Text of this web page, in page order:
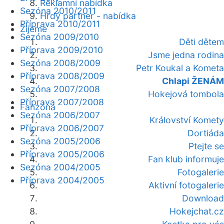
Reklamní nabídka
Hrdý partner - nabídka
Žijeme
Děti dětem
Jsme jedna rodina
Petr Koukal a Kometa
Chlapi ŽENÁM
Hokejová tombola
Fanzóna
Království Komety
Dortiáda
Ptejte se
Fan klub informuje
Fotogalerie
Aktivní fotogalerie
Download
Hokejchat.cz
Sezóna 2010/2011
Příprava 2010/2011
Sezóna 2009/2010
Příprava 2009/2010
Sezóna 2008/2009
Příprava 2008/2009
Sezóna 2007/2008
Příprava 2007/2008
Sezóna 2006/2007
Příprava 2006/2007
Sezóna 2005/2006
Příprava 2005/2006
Sezóna 2004/2005
Příprava 2004/2005